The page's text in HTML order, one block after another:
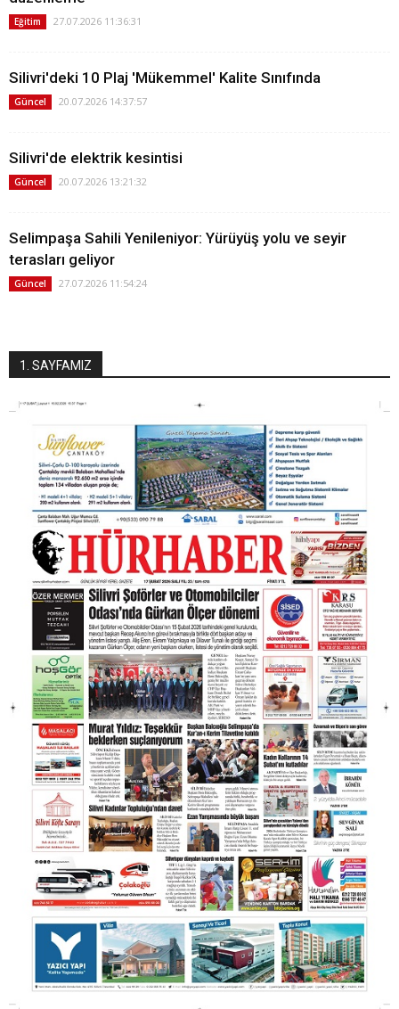
Eğitim 27.07.2026 11:36:31
Silivri'deki 10 Plaj 'Mükemmel' Kalite Sınıfında
Güncel 20.07.2026 14:37:57
Silivri'de elektrik kesintisi
Güncel 20.07.2026 13:21:32
Selimpaşa Sahili Yenileniyor: Yürüyüş yolu ve seyir
terasları geliyor
Güncel 27.07.2026 11:54:24
1. SAYFAMIZ